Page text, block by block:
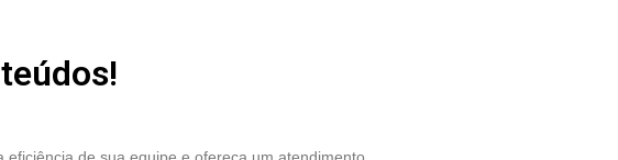
de sua equipe e ofereça um atendimento…